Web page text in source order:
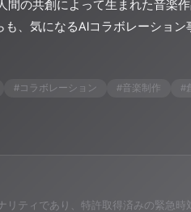
間の共創によって生まれた音楽
、気になるAIコラボレーショ
#コラボレーション #音楽制作 #
リティであり、特許取得済みの緊急時